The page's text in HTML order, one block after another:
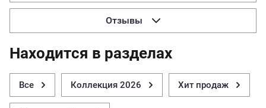
Отзывы
Находится в разделах
Все Коллекция 2026 Хит продаж